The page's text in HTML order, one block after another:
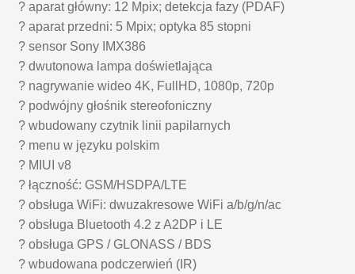
? aparat główny: 12 Mpix; detekcja fazy (PDAF)
? aparat przedni: 5 Mpix; optyka 85 stopni
? sensor Sony IMX386
? dwutonowa lampa doświetlająca
? nagrywanie wideo 4K, FullHD, 1080p, 720p
? podwójny głośnik stereofoniczny
? wbudowany czytnik linii papilarnych
? menu w języku polskim
? MIUI v8
? łączność: GSM/HSDPA/LTE
? obsługa WiFi: dwuzakresowe WiFi a/b/g/n/ac
? obsługa Bluetooth 4.2 z A2DP i LE
? obsługa GPS / GLONASS / BDS
? wbudowana podczerwień (IR)